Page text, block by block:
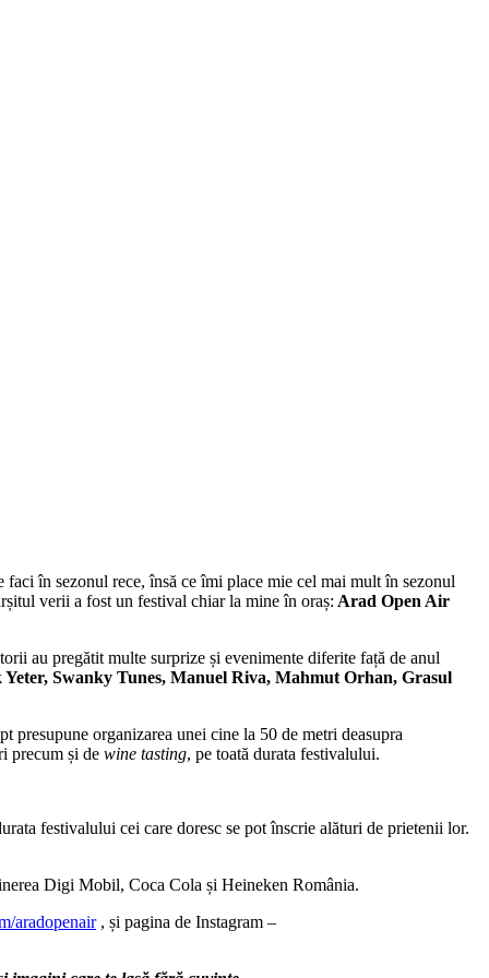
în sezonul rece, însă ce îmi place mie cel mai mult în sezonul
verii a fost un festival chiar la mine în oraș: Arad Open Air
au pregătit multe surprize și evenimente diferite față de anul
Swanky Tunes, Manuel Riva, Mahmut Orhan, Grasul
presupune organizarea unei cine la 50 de metri deasupra
precum și de wine tasting, pe toată durata festivalului.
festivalului cei care doresc se pot înscrie alături de prietenii lor.
Digi Mobil, Coca Cola și Heineken România.
aradopenair, și pagina de Instagram –